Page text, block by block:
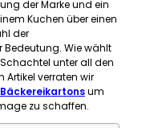
der Marke und ein
Kuchen über einen
der
Wie wählt
unter all den
verraten wir
um
zu schaffen.